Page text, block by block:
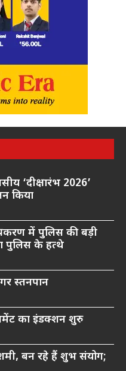
‘दीक्षारंभ 2026’
किया
प्रकरण में पुलिस की बड़ी
पुलिस के हत्थे
स्तनपान
का इंडक्शन शुरु
बन रहे हैं शुभ संयोग;